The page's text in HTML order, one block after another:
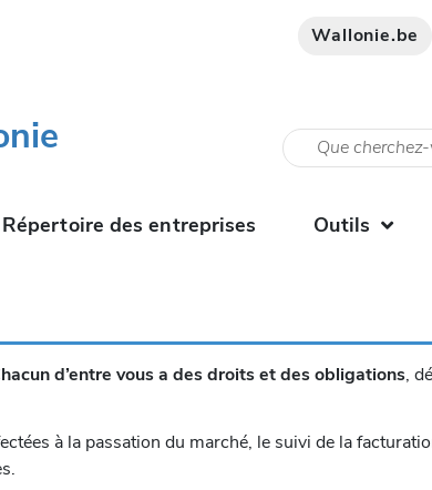
Wallonie.be
Répertoire des entreprises Outils
d’entre vous a des droits et des obligations,
à la passation du marché, le suivi de la